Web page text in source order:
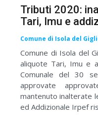
Tributi 2020:
Tari, Imu e
Comune di Isola del
Comune di Isola del
aliquote Tari, Imu e
Comunale del 30
approvate
mantenuto inalterate
ed Addizionale Irpef